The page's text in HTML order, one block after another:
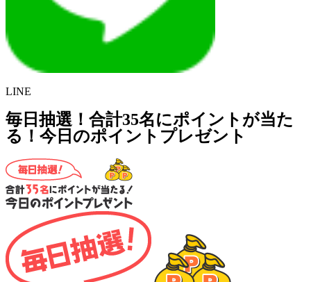
LINE
毎日抽選！合計35名にポイントが当た
る！今日のポイントプレゼント